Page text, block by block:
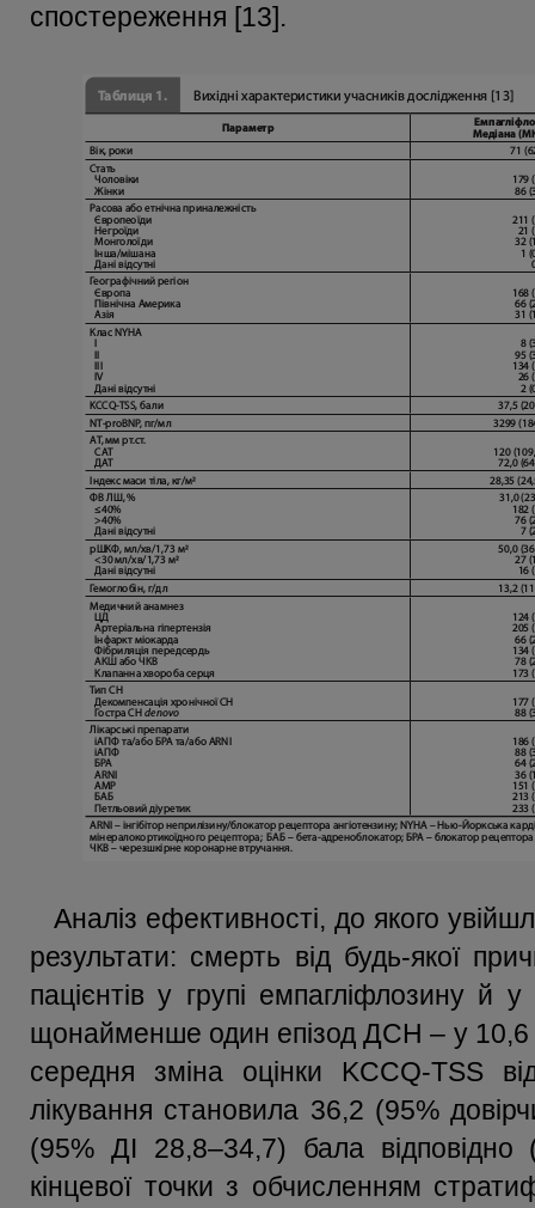
спостереження [13].
Аналіз ефективності, до якого
результати: смерть від будь-якої
пацієнтів у групі емпагліфлозину й
щонайменше один епізод ДСН – у 10,6
середня зміна оцінки KCCQ-TSS
лікування становила 36,2 (95%
(95% ДІ 28,8–34,7) бала відповідно
кінцевої точки з обчисленням